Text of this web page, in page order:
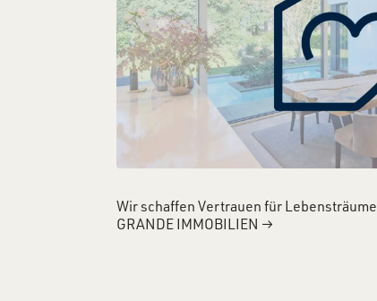
Wir schaffen Vertrauen für Lebensträume
GRANDE IMMOBILIEN →